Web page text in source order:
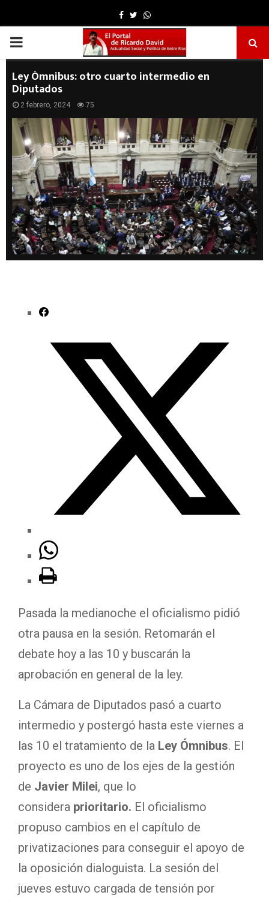
Facebook
TwitterWhatsapp
PRIMARY
MENU
Ley Ómnibus: otro cuarto intermedio en
Diputados
2 febrero, 2024 75
Pasada la medianoche el oficialismo pidió
otra pausa en la sesión. Retomarán el
debate hoy a las 10 y buscarán la
aprobación en general de la ley.
La Cámara de Diputados pasó a cuarto
intermedio y postergó hasta este viernes a
las 10 el tratamiento de la Ley Ómnibus. El
proyecto es uno de los ejes de la gestión
de Javier Milei, que lo
considera prioritario. El oficialismo
propuso cambios en el capítulo de
privatizaciones para conseguir el apoyo de
la oposición dialoguista. La sesión del
jueves estuvo cargada de tensión por